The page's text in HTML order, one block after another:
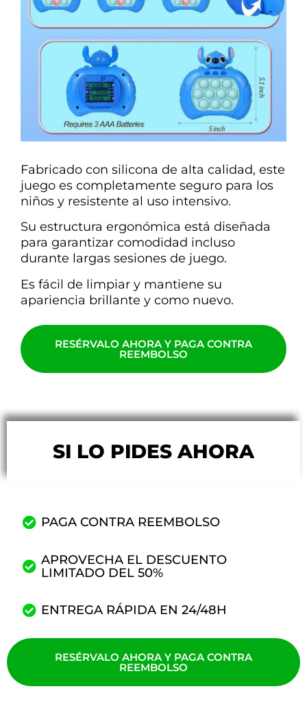
Fabricado con silicona de alta calidad, este
juego es completamente seguro para los
niños y resistente al uso intensivo.
Su estructura ergonómica está diseñada
para garantizar comodidad incluso
durante largas sesiones de juego.
Es fácil de limpiar y mantiene su
apariencia brillante y como nuevo.
RESÉRVALO AHORA Y PAGA CONTRA
REEMBOLSO
SI LO PIDES AHORA
PAGA CONTRA REEMBOLSO
APROVECHA EL DESCUENTO
LIMITADO DEL 50%
ENTREGA RÁPIDA EN 24/48H
RESÉRVALO AHORA Y PAGA CONTRA
REEMBOLSO